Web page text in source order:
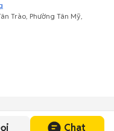
Chat
Trào, Phường Tân Mỹ,